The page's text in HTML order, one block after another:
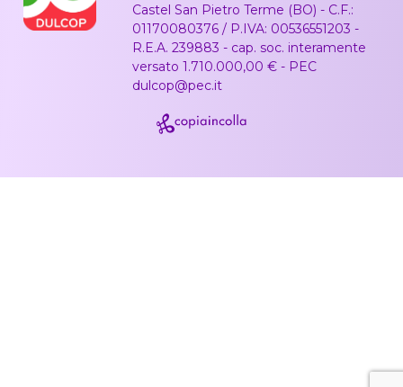
Castel San Pietro Terme (BO) - C.F.:
01170080376 / P.IVA: 00536551203 -
R.E.A. 239883 - cap. soc. interamente
versato 1.710.000,00 € - PEC
dulcop@pec.it